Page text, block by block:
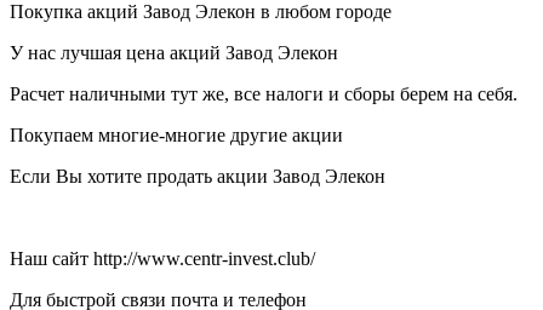
Покупка акций Завод Элекон в любом городе
У нас лучшая цена акций Завод Элекон
Расчет наличными тут же, все налоги и сборы берем на себя.
Покупаем многие-многие другие акции
Если Вы хотите продать акции Завод Элекон
Наш сайт http://www.centr-invest.club/
Для быстрой связи почта и телефон